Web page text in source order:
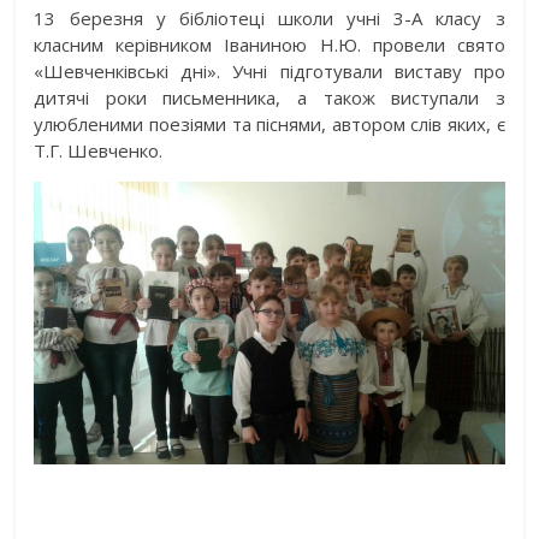
13 березня у бібліотеці школи учні 3-А класу з
класним керівником Іваниною Н.Ю. провели свято
«Шевченківські дні». Учні підготували виставу про
дитячі роки письменника, а також виступали з
улюбленими поезіями та піснями, автором слів яких, є
Т.Г. Шевченко.